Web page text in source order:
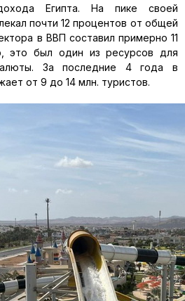
Египта. На пике своей
почти 12 процентов от общей
в ВВП составил примерно 11
это был один из ресурсов для
За последние 4 года в
от 9 до 14 млн. туристов.